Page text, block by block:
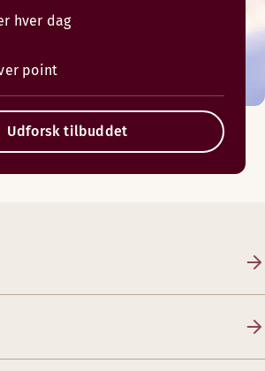
hver dag
point
Udforsk tilbuddet